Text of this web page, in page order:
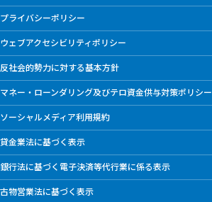
プライバシーポリシー
ウェブアクセシビリティポリシー
反社会的勢力に対する基本方針
マネー・ローンダリング及びテロ資金供与対策ポリシー
ソーシャルメディア利用規約
貸金業法に基づく表示
銀行法に基づく電子決済等代行業に係る表示
古物営業法に基づく表示